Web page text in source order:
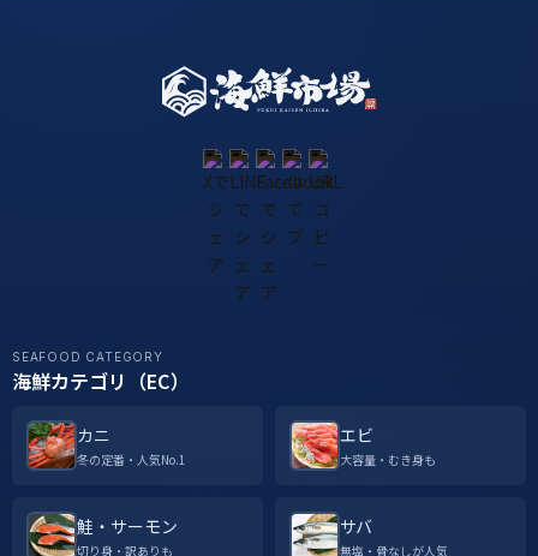
SEAFOOD CATEGORY
海鮮カテゴリ（EC）
カニ
冬の定番・人気No.1
エビ
大容量・むき身も
鮭・サーモン
切り身・訳ありも
サバ
無塩・骨なしが人気